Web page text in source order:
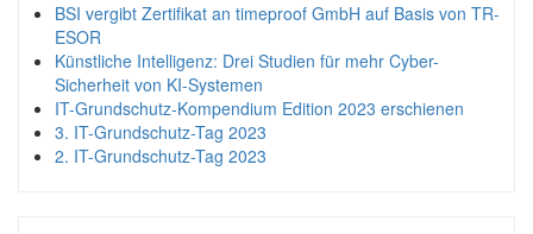
BSI vergibt Zertifikat an timeproof GmbH auf Basis von TR-
ESOR
Künstliche Intelligenz: Drei Studien für mehr Cyber-
Sicherheit von KI-Systemen
IT-Grundschutz-Kompendium Edition 2023 erschienen
3. IT-Grundschutz-Tag 2023
2. IT-Grundschutz-Tag 2023